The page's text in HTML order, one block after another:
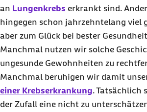
an Lungenkrebs erkrankt sind.
hingegen schon jahrzehntelang viel
aber zum Glück bei bester
Manchmal nutzen wir solche
ungesunde Gewohnheiten zu
Manchmal beruhigen wir damit
einer Krebserkrankung. Tatsächlich
der Zufall eine nicht zu